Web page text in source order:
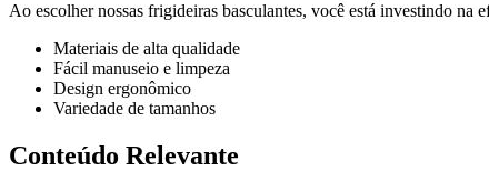
Ao escolher nossas frigideiras basculantes, você está investindo
Materiais de alta qualidade
Fácil manuseio e limpeza
Design ergonômico
Variedade de tamanhos
Conteúdo Relevante